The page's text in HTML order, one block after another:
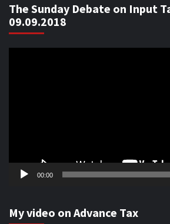
The Sunday Debate on Input
09.09.2018
00:00
My video on Advance Tax